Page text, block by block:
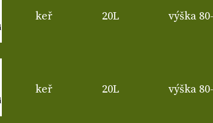
keř 20L výška
keř 20L výška